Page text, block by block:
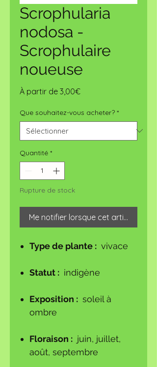
Scrophularia
nodosa -
Scrophulaire
noueuse
À partir de 3,00€Prix
Que souhaitez-vous acheter? *
Quantité *
Rupture de stock
Me notifier lorsque cet article est
Type de plante : vivace
Statut : indigène
Exposition : soleil à
ombre
Floraison : juin, juillet,
août, septembre